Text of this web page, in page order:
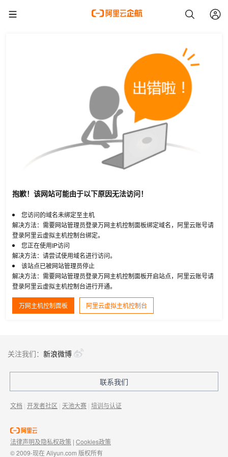
抱歉！该网站可能由于以下原因无法访问！
您访问的域名未绑定至主机
解决方法：需要网站管理员登录万网主机控制面板绑定域名，阿里云账号请
登录阿里云虚拟主机控制台绑定。
您正在使用IP访问
解决方法：请尝试使用域名进行访问。
该站点已被网站管理员停止
解决方法：需要网站管理员登录万网主机控制面板开启站点，阿里云账号请
登录阿里云虚拟主机控制台进行开通。
万网主机控制面板 阿里云虚拟主机控制台